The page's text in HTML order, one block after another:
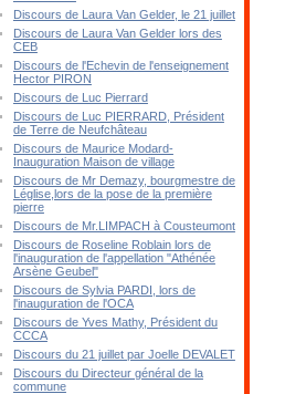
Discours de Laura Van Gelder, le 21 juillet
Discours de Laura Van Gelder lors des
CEB
Discours de l'Echevin de l'enseignement
Hector PIRON
Discours de Luc Pierrard
Discours de Luc PIERRARD, Président
de Terre de Neufchâteau
Discours de Maurice Modard-
Inauguration Maison de village
Discours de Mr Demazy, bourgmestre de
Léglise,lors de la pose de la première
pierre
Discours de Mr.LIMPACH à Cousteumont
Discours de Roseline Roblain lors de
l'inauguration de l'appellation "Athénée
Arsène Geubel"
Discours de Sylvia PARDI, lors de
l'inauguration de l'OCA
Discours de Yves Mathy, Président du
CCCA
Discours du 21 juillet par Joelle DEVALET
Discours du Directeur général de la
commune